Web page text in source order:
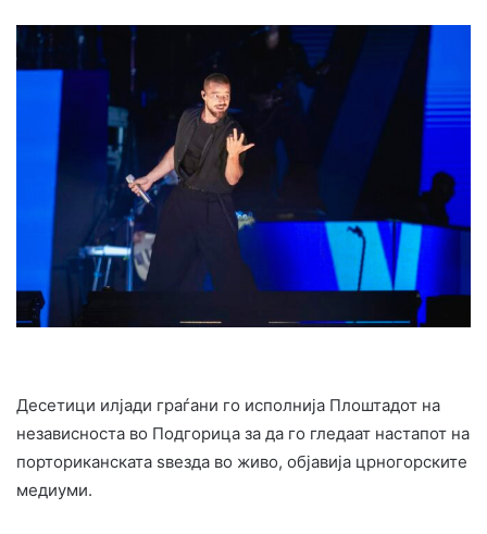
Десетици илјади граѓани го исполнија Плоштадот на
независноста во Подгорица за да го гледаат настапот на
порториканската ѕвезда во живо, објавија црногорските
медиуми.